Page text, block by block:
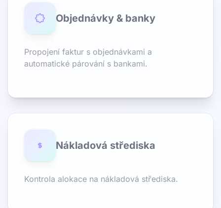
Objednávky & banky
Propojení faktur s objednávkami a
automatické párování s bankami.
Nákladová střediska
Kontrola alokace na nákladová střediska.